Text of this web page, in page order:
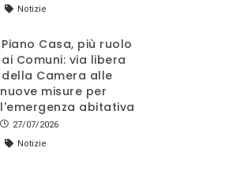
Notizie
Piano Casa, più ruolo
ai Comuni: via libera
della Camera alle
nuove misure per
l'emergenza abitativa
27/07/2026
Notizie